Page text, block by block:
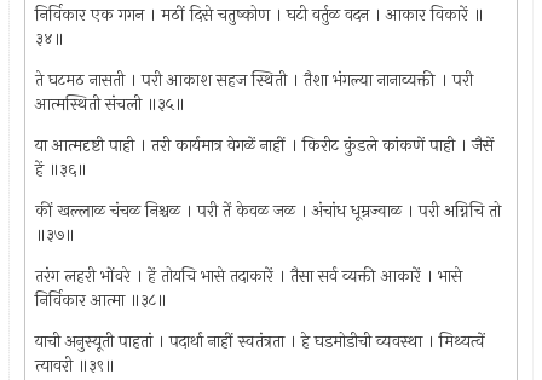
निर्विकार एक गगन । मठीं दिसे चतुष्कोण । घटी वर्तुळ वदन । आकार विकारें ॥
३४॥
ते घटमठ नासती । परी आकाश सहज स्थिती । तैशा भंगल्या नानाव्यक्ती । परी
आत्मस्थिती संचली ॥३५॥
या आत्मदृष्टी पाही । तरी कार्यमात्र वेगळें नाहीं । किरीट कुंडले कांकणें पाही । जैसें
हें ॥३६॥
कीं खल्लाळ चंचळ निश्चळ । परी तें केवळ जळ । अंचांध धूम्रज्वाळ । परी अग्निचि तो
॥३७॥
तरंग लहरी भोंवरे । हें तोयचि भासे तदाकारें । तैसा सर्व व्यक्ती आकारें । भासे
निर्विकार आत्मा ॥३८॥
याची अनुस्यूती पाहतां । पदार्था नाहीं स्वतंत्रता । हे घडमोडीची व्यवस्था । मिथ्यत्वें
त्यावरी ॥३९॥